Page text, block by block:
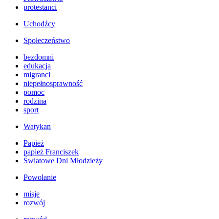
protestanci
Uchodźcy
Społeczeństwo
bezdomni
edukacja
migranci
niepełnosprawność
pomoc
rodzina
sport
Watykan
Papież
papież Franciszek
Światowe Dni Młodzieży
Powołanie
misje
rozwój